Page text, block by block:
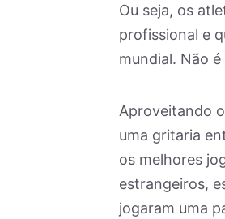
Ou seja, os
profissional e
mundial. Não
Aproveitando
uma gritaria
os melhores
estrangeiros,
jogaram uma